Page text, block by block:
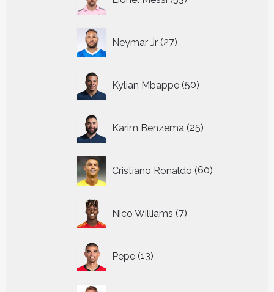
producten
Neymar Jr 27
producten
Kylian Mbappe 50
producten
Karim Benzema 25
producten
Cristiano Ronaldo 60
producten
Nico Williams 7
producten
Pepe 13
producten